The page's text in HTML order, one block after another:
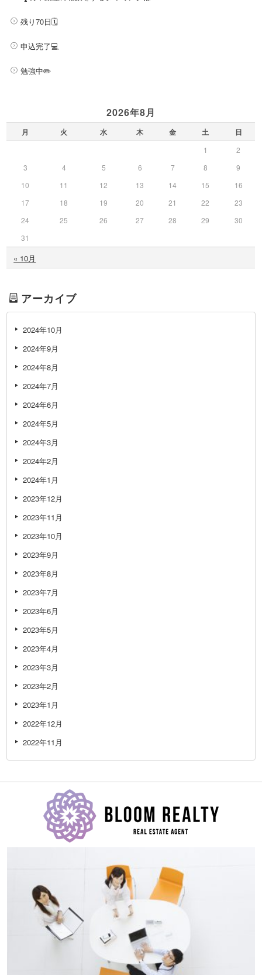
残り70日🗓️
申込完了💻
勉強中✏️
2026年8月
月 火 水 木 金 土 日
« 10月
1
2
3
4 5 6 7 8
9
10
11 12 13 14 15
16
17
18 19 20 21 22
23
24
25 26 27 28 29
30
31
アーカイブ
2024年10月
2024年9月
2024年8月
2024年7月
2024年6月
2024年5月
2024年3月
2024年2月
2024年1月
2023年12月
2023年11月
2023年10月
2023年9月
2023年8月
2023年7月
2023年6月
2023年5月
2023年4月
2023年3月
2023年2月
2023年1月
2022年12月
2022年11月